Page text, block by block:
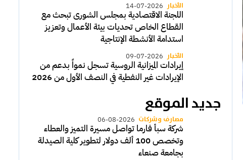
الأخبار 14-07-2026
اللجنة الاقتصادية بمجلس الشورى تبحث مع
القطاع الخاص تحديات بيئة الأعمال وتعزيز
استدامة الأنشطة الإنتاجية
الأخبار 09-07-2026
إيرادات الميزانية الروسية تسجل نمواً بدعم من
الإيرادات غير النفطية في النصف الأول من 2026
جديد الموقع
مصارف وشركات 06-08-2026
شركة سبأ فارما تواصل مسيرة التميز والعطاء
وتخصص 100 ألف دولار لتطوير كلية الصيدلة
بجامعة صنعاء